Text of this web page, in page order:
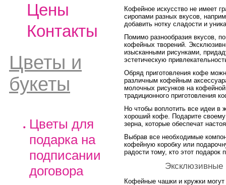
Цены
Контакты
Цветы и
букеты
Цветы для
подарка на
подписании
договора
Кофейное искусство не имеет
сиропами разных вкусов,
добавить нотку сладости и
Помимо разнообразия вкусов,
кофейных творений.
изысканными рисунками,
эстетическую
Обряд приготовления кофе
различным кофейным
молочных рисунков на
традиционного приготовления
Но чтобы воплотить все идеи в
хороший кофе. Подарите
зерна, которые обеспечат
Выбрав все необходимые
кофейную коробку или
радости тому, кто этот подарок
Кофейные чашки и кружки